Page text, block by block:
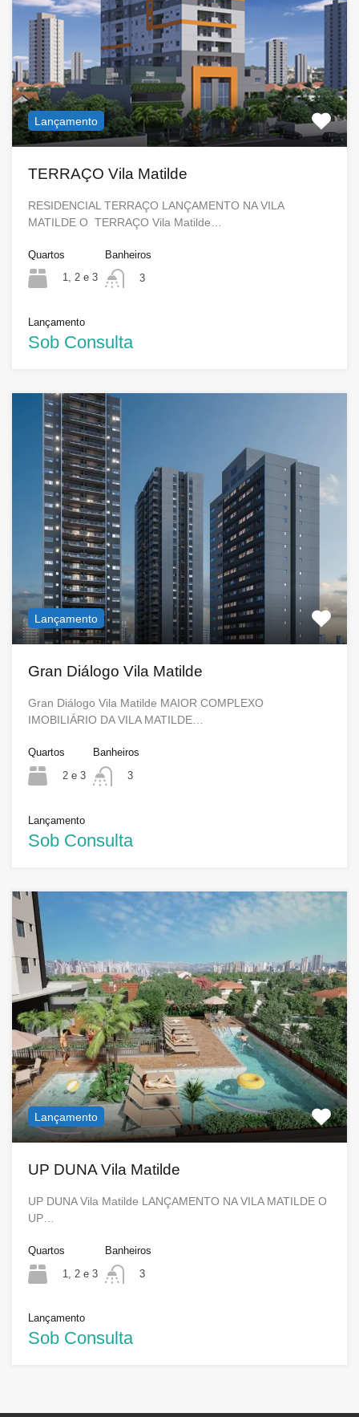
Lançamento
TERRAÇO Vila Matilde
RESIDENCIAL TERRAÇO LANÇAMENTO NA VILA
MATILDE O TERRAÇO Vila Matilde…
Quartos
1, 2 e 3
Banheiros
3
Lançamento
Sob Consulta
Lançamento
Gran Diálogo Vila Matilde
Gran Diálogo Vila Matilde MAIOR COMPLEXO
IMOBILIÁRIO DA VILA MATILDE…
Quartos
2 e 3
Banheiros
3
Lançamento
Sob Consulta
Lançamento
UP DUNA Vila Matilde
UP DUNA Vila Matilde LANÇAMENTO NA VILA MATILDE O
UP…
Quartos
1, 2 e 3
Banheiros
3
Lançamento
Sob Consulta